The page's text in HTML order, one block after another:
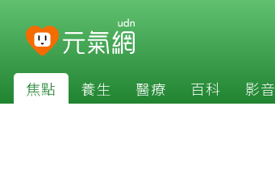
焦點 養生 醫療 百科 影音